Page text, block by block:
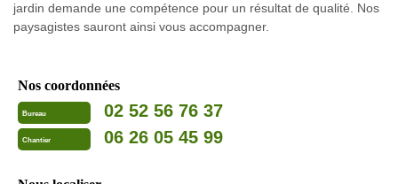
jardin demande une compétence pour un résultat de qualité. Nos
paysagistes sauront ainsi vous accompagner.
Nos coordonnées
Bureau 02 52 56 76 37
Chantier 06 26 05 45 99